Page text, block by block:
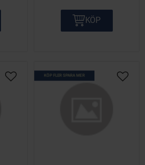
KÖP
Lägg till i önskelista
KÖP FLER SPARA MER
Lägg